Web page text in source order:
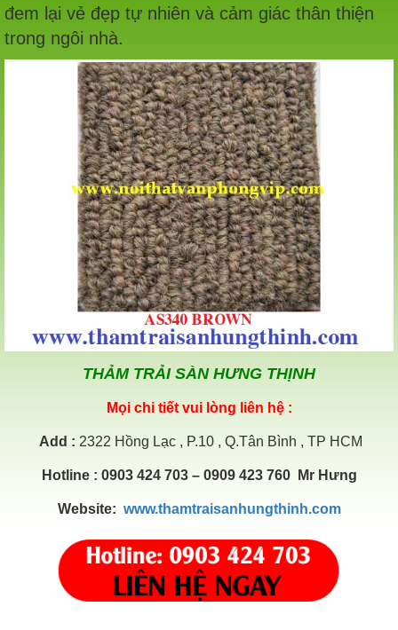
đem lại vẻ đẹp tự nhiên và cảm giác thân thiện
trong ngôi nhà.
THẢM TRẢI SÀN HƯNG THỊNH
Mọi chi tiết vui lòng liên hệ :
Add : 2322 Hồng Lạc , P.10 , Q.Tân Bình , TP HCM
Hotline: 0903 424 703 – 0909 423 760 Mr Hưng
Website: www.thamtraisanhungthinh.com